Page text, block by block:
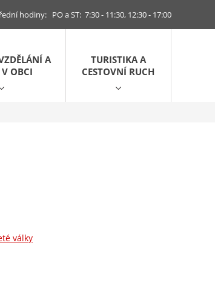
hodiny: PO a ST: 7:30 - 11:30, 12:30 - 17:00
A
V OBCI
TURISTIKA A
CESTOVNÍ RUCH
války